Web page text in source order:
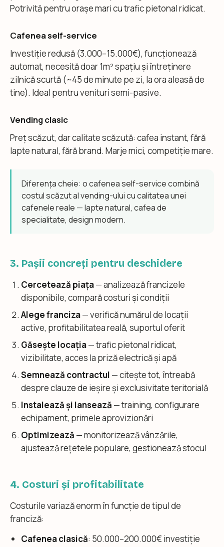
Potrivită pentru orașe mari cu trafic pietonal ridicat.
Cafenea self-service
Investiție redusă (3.000–15.000€), funcționează
automat, necesită doar 1m² spațiu și întreținere
zilnică scurtă (~45 de minute pe zi, la ora aleasă de
tine). Ideal pentru venituri semi-pasive.
Vending clasic
Preț scăzut, dar calitate scăzută: cafea instant, fără
lapte natural, fără brand. Marje mici, competiție mare.
Diferența cheie: o cafenea self-service combină
costul scăzut al vending-ului cu calitatea unei
cafenele reale — lapte natural, cafea de
specialitate, design modern.
3. Pașii concreți pentru deschidere
Cercetează piața— analizează francizele
disponibile, compară costuri și condiții
Alege franciza— verifică numărul de locații
active, profitabilitatea reală, suportul oferit
Găsește locația— trafic pietonal ridicat,
vizibilitate, acces la priză electrică și apă
Semnează contractul — citește tot, întreabă
despre clauze de ieșire și exclusivitate teritorială
Instalează și lansează — training, configurare
echipament, primele aprovizionări
Optimizează — monitorizează vânzările,
ajustează rețetele populare, gestionează stocul
4. Costuri și profitabilitate
Costurile variază enorm în funcție de tipul de
franciză:
Cafenea clasică: 50.000–200.000€ investiție